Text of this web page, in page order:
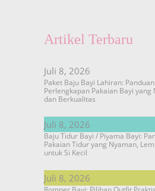
Artikel Terbaru
Juli 8, 2026
Paket Baju Bayi Lahiran:
Perlengkapan Pakaian Bayi yang
dan Berkualitas
Juli 8, 2026
Baju Tidur Bayi / Piyama Bayi:
Pakaian Tidur yang Nyaman,
untuk Si Kecil
Juli 8, 2026